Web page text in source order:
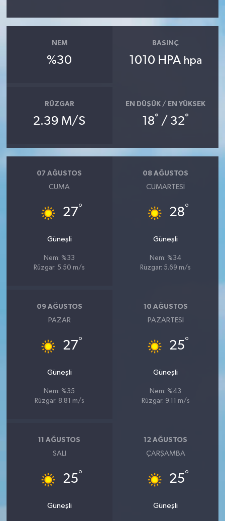
NEM
%30
BASINÇ
1010 HPA hpa
RÜZGAR
2.39 M/S
EN DÜŞÜK / EN YÜKSEK
18° / 32°
07 AĞUSTOS
CUMA
27°
Güneşli
Nem: %33
Rüzgar: 5.50 m/s
08 AĞUSTOS
CUMARTESI
28°
Güneşli
Nem: %34
Rüzgar: 5.69 m/s
09 AĞUSTOS
PAZAR
27°
Güneşli
Nem: %35
Rüzgar: 8.81 m/s
10 AĞUSTOS
PAZARTESI
25°
Güneşli
Nem: %43
Rüzgar: 9.11 m/s
11 AĞUSTOS
SALI
25°
Güneşli
12 AĞUSTOS
ÇARŞAMBA
25°
Güneşli